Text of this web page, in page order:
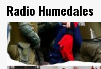
Radio Humedales